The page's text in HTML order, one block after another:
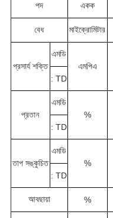
পদ একক
বেধ মাইক্রোমিটার
প্রসার্য শক্তি
এমডি
এমপিএ
: TD
প্রতান
এমডি
%
: TD
তাপ সঙ্কুচিত
এমডি
%
: TD
আবছায়া %